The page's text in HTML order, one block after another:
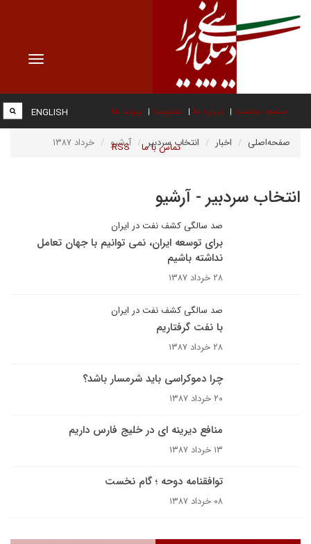
Toggle
صفحه نخست درباره ما عضویت پیوند ها
تماس با ما RSS
ENGLISH
صفحه‌اصلی اخبار انتخاب سردبیر آرشیو خرداد ۱۳۸۷
انتخاب سردبیر - آرشیو
صد سالگی کشف نفت در ایران
برای توسعه ایران، نمی توانیم با جهان تعامل
نداشته باشیم
۲۸ خرداد ۱۳۸۷
صد سالگی کشف نفت در ایران
با نفت گرفتاريم
۲۸ خرداد ۱۳۸۷
چرا دموکراسی باید شرمسار باشد؟
۲۰ خرداد ۱۳۸۷
منافع دیرینه ای در خلیج فارس داریم
۱۳ خرداد ۱۳۸۷
توافقنامه دوحه ؛ گام نخست
۰۸ خرداد ۱۳۸۷